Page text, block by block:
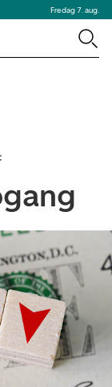
Fredag 7. aug.